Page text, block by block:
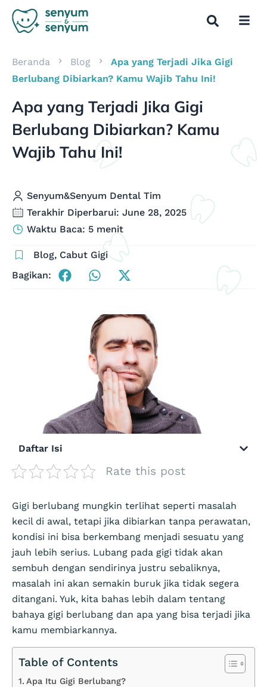
Beranda Blog
Apa yang Terjadi Jika Gigi
Berlubang Dibiarkan? Kamu Wajib Tahu Ini!
Apa yang Terjadi Jika Gigi
Berlubang Dibiarkan? Kamu
Wajib Tahu Ini!
Senyum&Senyum Dental Tim
Terakhir Diperbarui: June 28, 2025
Waktu Baca: 5 menit
Blog, Cabut Gigi
Bagikan:
Daftar Isi
Rate this post
Gigi berlubang mungkin terlihat seperti masalah
kecil di awal, tetapi jika dibiarkan tanpa perawatan,
kondisi ini bisa berkembang menjadi sesuatu yang
jauh lebih serius. Lubang pada gigi tidak akan
sembuh dengan sendirinya justru sebaliknya,
masalah ini akan semakin buruk jika tidak segera
ditangani. Yuk, kita bahas lebih dalam tentang
bahaya gigi berlubang dan apa yang bisa terjadi jika
kamu membiarkannya.
Table of Contents
Apa Itu Gigi Berlubang?